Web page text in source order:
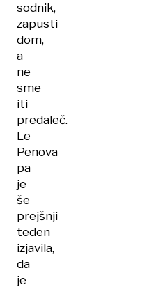
sodnik,
zapusti
dom,
a
ne
sme
iti
predaleč.
Le
Penova
pa
je
še
prejšnji
teden
izjavila,
da
je